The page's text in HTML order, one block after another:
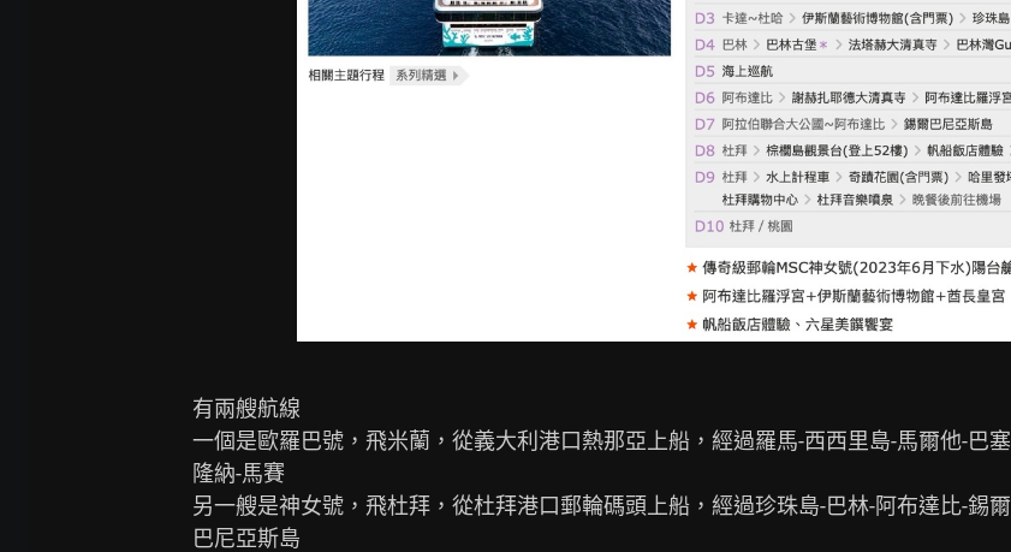
有兩艘航線
一個是歐羅巴號，飛米蘭，從義大利港口熱那亞上船，經過羅馬-西西里島-馬爾他-巴塞
隆納-馬賽
另一艘是神女號，飛杜拜，從杜拜港口郵輪碼頭上船，經過珍珠島-巴林-阿布達比-錫爾
巴尼亞斯島